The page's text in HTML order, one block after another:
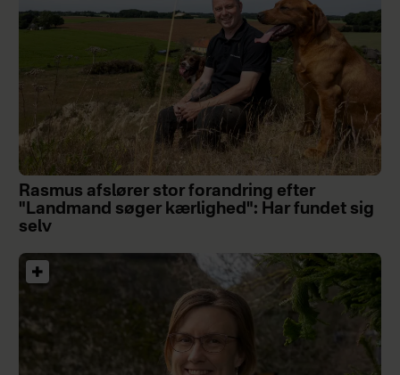
Rasmus afslører stor forandring efter
"Landmand søger kærlighed": Har fundet sig
selv